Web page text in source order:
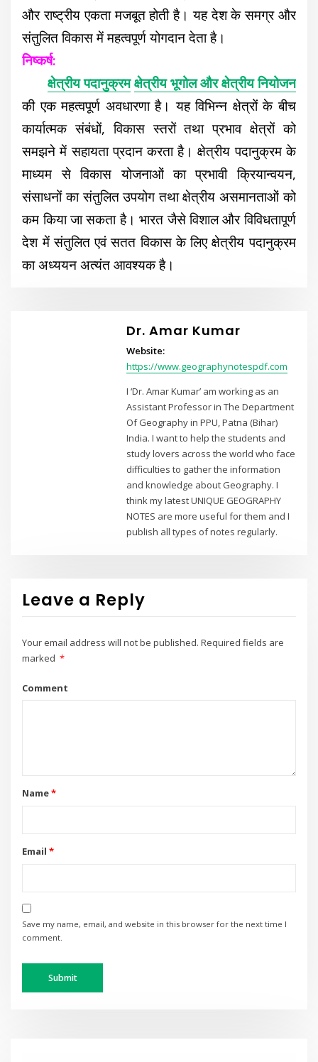
और राष्ट्रीय एकता मजबूत होती है। यह देश के समग्र और
संतुलित विकास में महत्वपूर्ण योगदान देता है।
निष्कर्ष:
क्षेत्रीय पदानुक्रम क्षेत्रीय भूगोल और क्षेत्रीय नियोजन
की एक महत्वपूर्ण अवधारणा है। यह विभिन्न क्षेत्रों के बीच
कार्यात्मक संबंधों, विकास स्तरों तथा प्रभाव क्षेत्रों को
समझने में सहायता प्रदान करता है। क्षेत्रीय पदानुक्रम के
माध्यम से विकास योजनाओं का प्रभावी क्रियान्वयन,
संसाधनों का संतुलित उपयोग तथा क्षेत्रीय असमानताओं को
कम किया जा सकता है। भारत जैसे विशाल और विविधतापूर्ण
देश में संतुलित एवं सतत विकास के लिए क्षेत्रीय पदानुक्रम
का अध्ययन अत्यंत आवश्यक है।
Dr. Amar Kumar
Website:
https://www.geographynotespdf.com
I ‘Dr. Amar Kumar’ am working as an
Assistant Professor in The Department
Of Geography in PPU, Patna (Bihar)
India. I want to help the students and
study lovers across the world who face
difficulties to gather the information
and knowledge about Geography. I
think my latest UNIQUE GEOGRAPHY
NOTES are more useful for them and I
publish all types of notes regularly.
Leave a Reply
Your email address will not be published. Required fields are
marked *
Comment
Name*
Email *
Save my name, email, and website in this browser for the next time I
comment.